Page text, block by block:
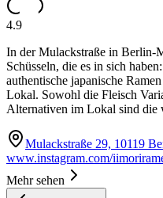
4.9
In der Mulackstraße in Berlin-
Schüsseln, die es in sich
authentische japanische
Lokal. Sowohl die Fleisch
Alternativen im Lokal sind die
Mulackstraße 29, 10119
www.instagram.com/
Mehr sehen